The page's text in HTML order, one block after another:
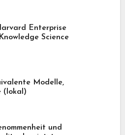
Enterprise
Science
Modelle,
(lokal)
und